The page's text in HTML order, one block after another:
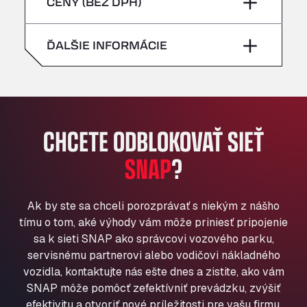
Klaverbladstaat 21, 3560
American Truck Wash
Andamur La Junquera
AP7 Salida 2, C/ Bassegoda, 4, 17700
Andamur Pamplona
Andamur San Roman II
Aut A1 Exit 385, 01207
Anglia Motel
Washway Road, PE12 8LT
Anpol Sp. z o.o.
Ul. Torunska 147, 85884
nedeľa –
nedeľa –
ĎALŠIE INFORMÁCIE
CHCETE ODBLOKOVAŤ SIEŤ
SNAP?
Ak by ste sa chceli porozprávať s niekým z nášho
tímu o tom, aké výhody vám môže priniesť pripojenie
sa k sieti SNAP ako správcovi vozového parku,
servisnému partnerovi alebo vodičovi nákladného
vozidla, kontaktujte nás ešte dnes a zistite, ako vám
SNAP môže pomôcť zefektívniť prevádzku, zvýšiť